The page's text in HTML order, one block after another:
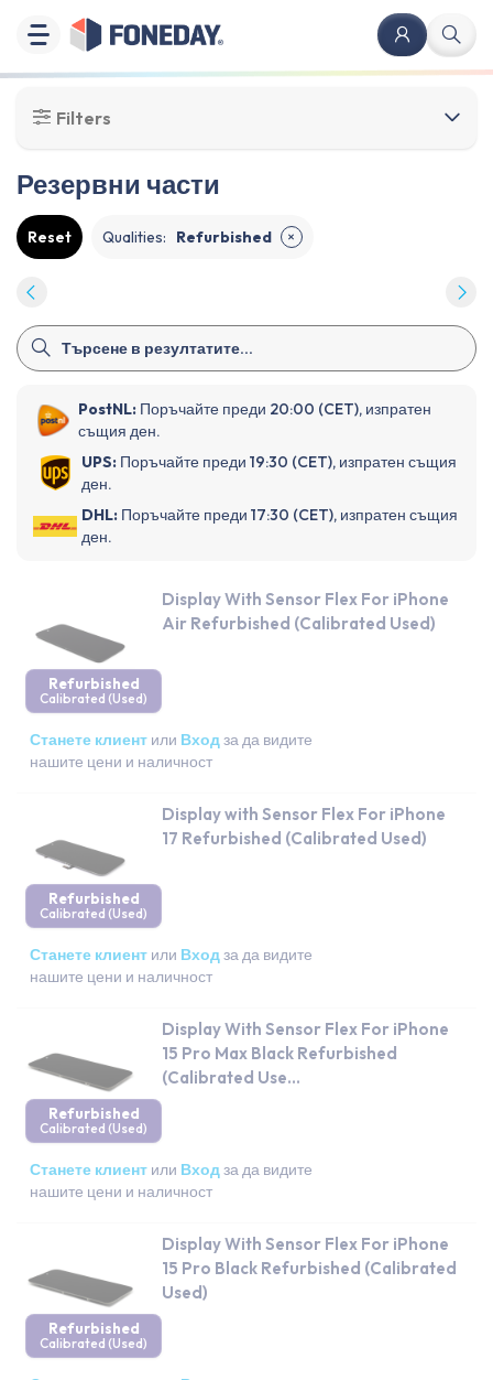
Filters
Резервни части
Reset Qualities: Refurbished ✕
PostNL: Поръчайте преди 20:00 (CET), изпратен
същия ден.
UPS: Поръчайте преди 19:30 (CET), изпратен същия
ден.
DHL: Поръчайте преди 17:30 (CET), изпратен същия
ден.
Refurbished
Calibrated (Used)
Display With Sensor Flex For iPhone
Air Refurbished (Calibrated Used)
Станете клиент или Входза да видите
нашите цени и наличност
Refurbished
Calibrated (Used)
Display with Sensor Flex For iPhone
17 Refurbished (Calibrated Used)
Станете клиент или Входза да видите
нашите цени и наличност
Refurbished
Calibrated (Used)
Display With Sensor Flex For iPhone
15 Pro Max Black Refurbished
(Calibrated Use...
Станете клиент или Входза да видите
нашите цени и наличност
Refurbished
Calibrated (Used)
Display With Sensor Flex For iPhone
15 Pro Black Refurbished (Calibrated
Used)